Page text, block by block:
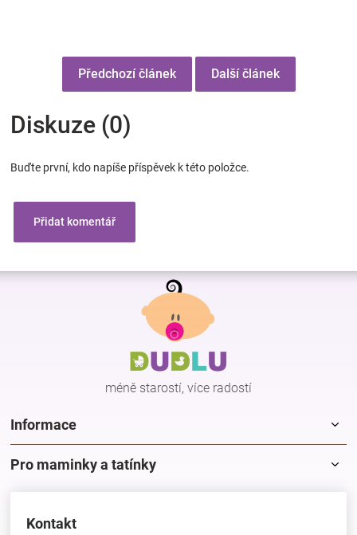
Předchozí článek Další článek
Diskuze (0)
Buďte první, kdo napíše příspěvek k této položce.
Přidat komentář
Z
méně starostí, více radostí
Informace
Pro maminky a tatínky
Kontakt